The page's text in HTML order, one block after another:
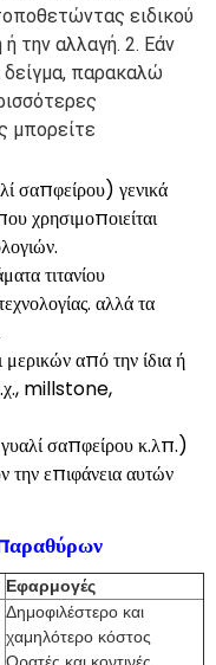
ειδικού
την αλλαγή. 2. Εάν
παρακαλώ
μπορείτε
γενικά
χρησιμοποιείται
τιτανίου
αλλά τα
μερικών από την ίδια ή
millstone,
σαπφείρου κ.λπ.)
την επιφάνεια αυτών
Εφαρμογές
Δημοφιλέστερο και
χαμηλότερο κόστος